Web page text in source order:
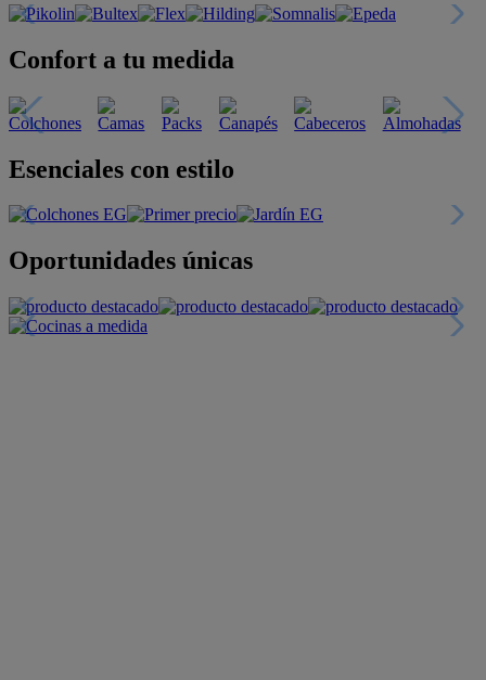
Confort a tu medida
Esenciales con estilo
Oportunidades únicas